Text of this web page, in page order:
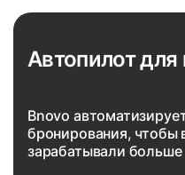
Автопилот для
Bnovo
бронирования,
зарабатывали больше